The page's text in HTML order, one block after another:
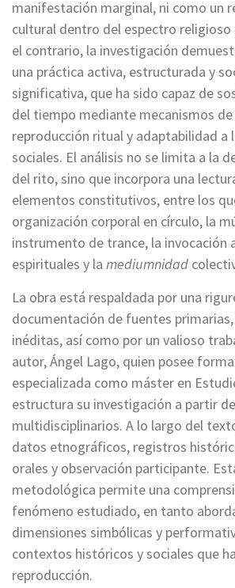
manifestación marginal, ni como un
cultural dentro del espectro religioso
el contrario, la investigación
una práctica activa, estructurada y
significativa, que ha sido capaz de
del tiempo mediante mecanismos
reproducción ritual y adaptabilidad a
sociales. El análisis no se limita a la
del rito, sino que incorpora una
elementos constitutivos, entre los
organización corporal en círculo, la
instrumento de trance, la invocación
espirituales y la mediumnidad
La obra está respaldada por una
documentación de fuentes
inéditas, así como por un valioso
autor, Ángel Lago, quien posee
especializada como máster en
estructura su investigación a partir
multidisciplinarios. A lo largo del
datos etnográficos, registros
orales y observación participante.
metodológica permite una
fenómeno estudiado, en tanto
dimensiones simbólicas y
contextos históricos y sociales que
reproducción.